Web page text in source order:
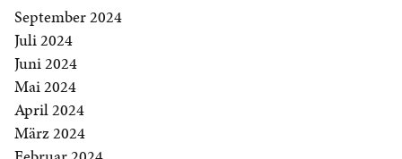
September 2024
Juli 2024
Juni 2024
Mai 2024
April 2024
März 2024